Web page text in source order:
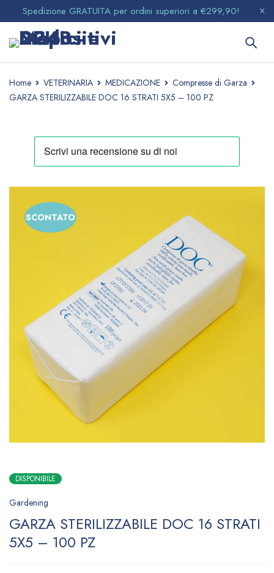
Spedizione GRATUITA per ordini superiori a €299,90!
Home VETERINARIA MEDICAZIONE
Compresse di Garza
GARZA STERILIZZABILE DOC 16 STRATI 5X5 – 100 PZ
SCONTATO
DISPONIBILE
Gardening
GARZA STERILIZZABILE DOC 16 STRATI
5X5 – 100 PZ